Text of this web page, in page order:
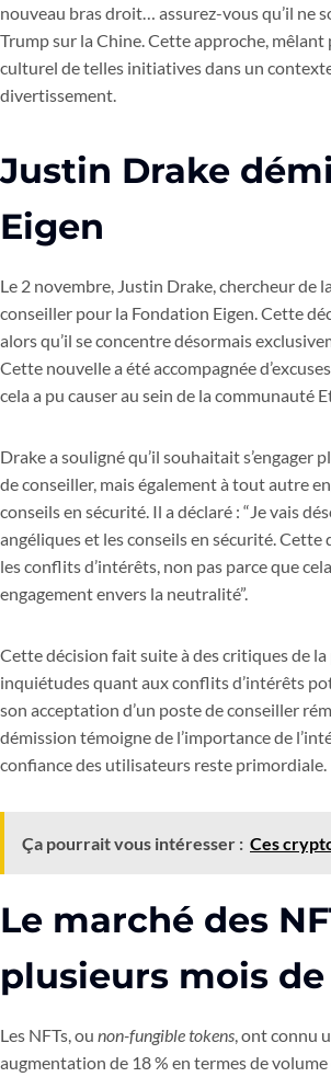
nouveau bras droit… assurez-vous qu’il ne
Trump sur la Chine. Cette approche,
culturel de telles initiatives dans un
divertissement.
Justin Drake
Eigen
Le 2 novembre, Justin Drake, chercheur de
conseiller pour la Fondation Eigen. Cette
alors qu’il se concentre désormais
Cette nouvelle a été accompagnée
cela a pu causer au sein de la communauté
Drake a souligné qu’il souhaitait
de conseiller, mais également à tout autre
conseils en sécurité. Il a déclaré : “Je vais
angéliques et les conseils en sécurité.
les conflits d’intérêts, non pas parce que
engagement envers la neutralité”.
Cette décision fait suite à des critiques de
inquiétudes quant aux conflits d’intérêts
son acceptation d’un poste de conseiller
démission témoigne de l’importance de
confiance des utilisateurs reste primordiale.
Ça pourrait vous intéresser : Ces
Le marché des
plusieurs mois
Les NFTs, ou non-fungible tokens , ont connu
augmentation de 18 % en termes de